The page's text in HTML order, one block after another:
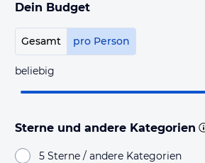
Dein Budget
Gesamt pro Person
beliebig
Sterne und andere Kategorien
5 Sterne / andere Kategorien